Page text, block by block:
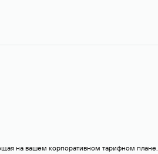
на вашем корпоративном тарифном плане.